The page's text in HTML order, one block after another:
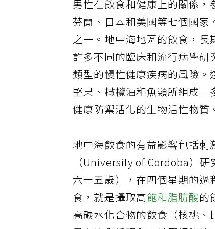
男性在飲食和健康上的關係，
芬蘭、日本和美國等七個國
之一。地中海地區的飲食，
許多不同的臨床和流行病學
類型的慢性健康疾病的風險。
堅果、橄欖油和魚類所組成
健康防禦活化的生物活性物質
地中海飲食的有益影響包括
（University of Cordoba）
六十五歲），在四個星期的
食，就是攝取高飽和脂肪酸的
高碳水化合物的飲食（核桃